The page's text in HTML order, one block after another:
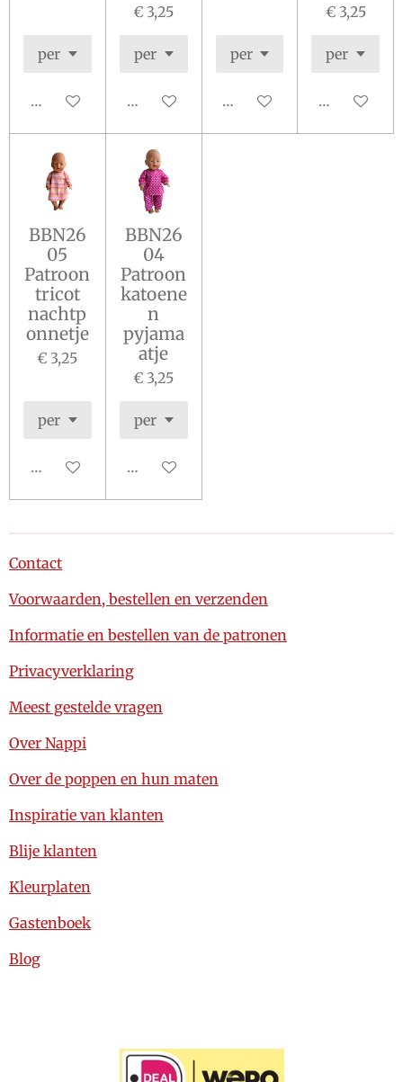
In winkelwagen
€ 3,25
In winkelwagenIn winkelwagen
€ 3,25
In
BBN26
05
Patroon
tricot
nachtp
onnetje
€ 3,25
In winkelwagen
BBN26
04
Patroon
katoene
n
pyjama
atje
€ 3,25
In winkelwagen
Contact
Voorwaarden, bestellen en verzenden
Informatie en bestellen van de patronen
Privacyverklaring
Meest gestelde vragen
Over Nappi
Over de poppen en hun maten
Inspiratie van klanten
Blije klanten
Kleurplaten
Gastenboek
Blog